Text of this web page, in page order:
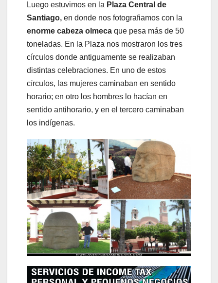
Luego estuvimos en la Plaza Central de
Santiago, en donde nos fotografiamos con la
enorme cabeza olmeca que pesa más de 50
toneladas. En la Plaza nos mostraron los tres
círculos donde antiguamente se realizaban
distintas celebraciones. En uno de estos
círculos, las mujeres caminaban en sentido
horario; en otro los hombres lo hacían en
sentido antihorario, y en el tercero caminaban
los indígenas.